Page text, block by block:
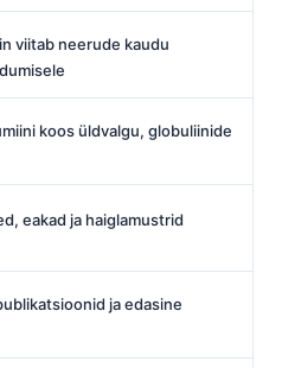
viitab neerude kaudu
koos üldvalgu, globuliinide
eakad ja haiglamustrid
ja edasine